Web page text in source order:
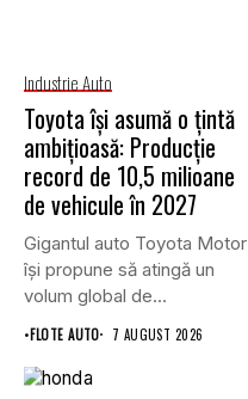
Industrie Auto
Toyota își asumă o țintă
ambițioasă: Producție
record de 10,5 milioane
de vehicule în 2027
Gigantul auto Toyota Motor
își propune să atingă un
volum global de...
•FLOTE AUTO 7 AUGUST 2026